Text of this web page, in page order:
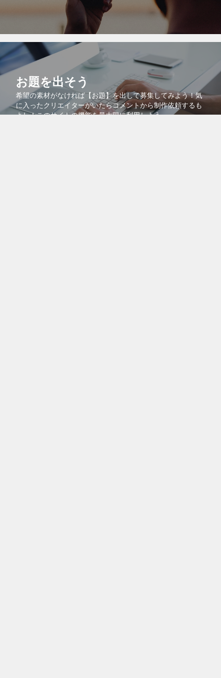
お題を出そう
希望の素材がなければ【お題】を出して募集してみよう！気
に入ったクリエイターがいたらコメントから制作依頼するも
よし！このサイトの機能を最大限に利用しよう。